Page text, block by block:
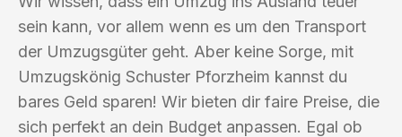
sein kann, vor allem wenn es um den Transport
der Umzugsgüter geht. Aber keine Sorge, mit
Umzugskönig Schuster Pforzheim kannst du
bares Geld sparen! Wir bieten dir faire Preise, die
sich perfekt an dein Budget anpassen. Egal ob